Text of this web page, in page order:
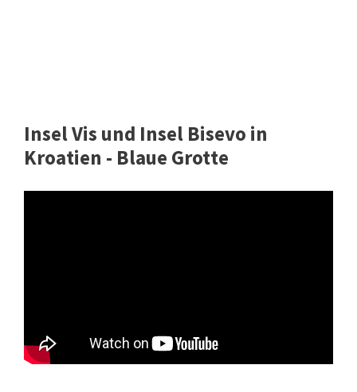
Insel Vis und Insel Bisevo in
Kroatien - Blaue Grotte